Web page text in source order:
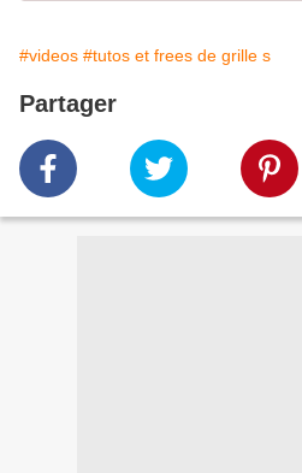
#videos #tutos et frees de grille s
Partager